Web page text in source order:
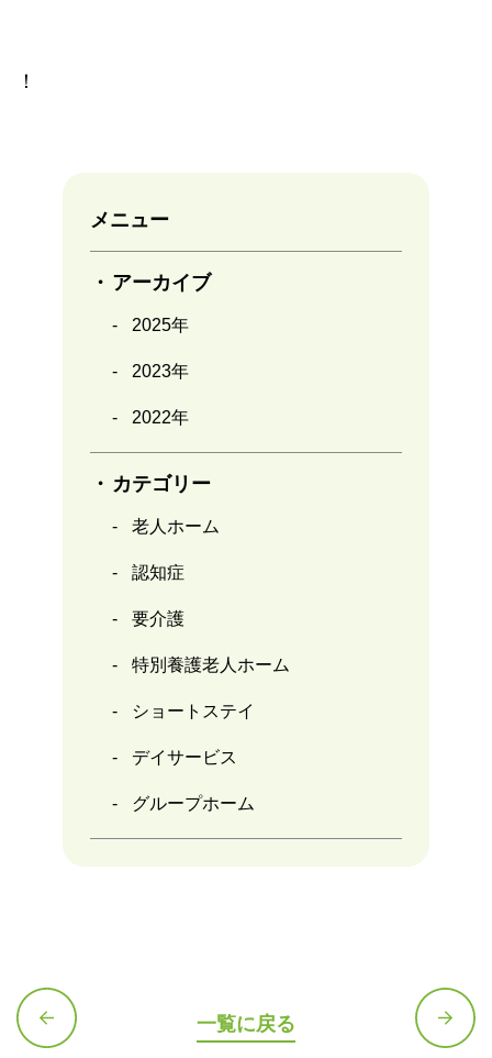
メニュー
アーカイブ
2025年
2023年
2022年
カテゴリー
老人ホーム
認知症
要介護
特別養護老人ホーム
ショートステイ
デイサービス
グループホーム
！
一覧に戻る